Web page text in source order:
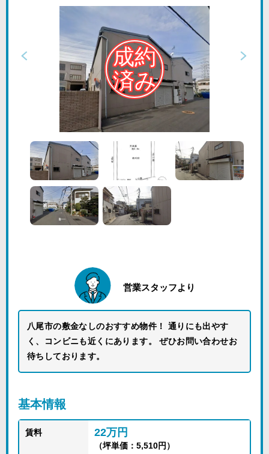
営業スタッフより
八尾市の敷金なしのおすすめ物件！ 通りにも出やす
く、コンビニも近くにあります。 ぜひお問い合わせお
待ちしております。
基本情報
賃料 22万円
（坪単価：5,510円）